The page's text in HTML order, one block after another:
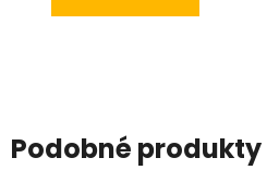
Podobné produkty